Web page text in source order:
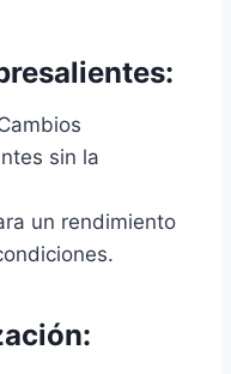
sin la
un rendimiento